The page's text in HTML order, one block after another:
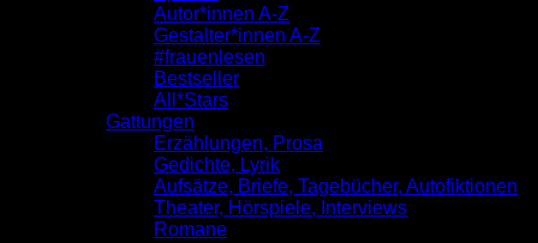
Autor*innen A-Z
Gestalter*innen A-Z
#frauenlesen
Bestseller
All*Stars
Gattungen
Erzählungen, Prosa
Gedichte, Lyrik
Aufsätze, Briefe, Tagebücher, Autofiktionen
Theater, Hörspiele, Interviews
Romane